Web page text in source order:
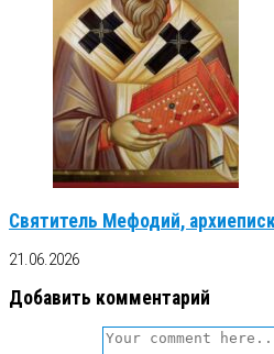
Святитель Мефодий,
21.06.2026
Добавить комментарий